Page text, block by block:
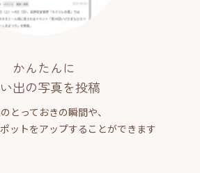
かんたんに
出の写真を投稿
とっておきの瞬間や、
ットをアップすることができます